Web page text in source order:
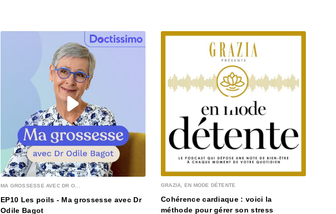
MA GROSSESSE AVEC DR O...
EP10 Les poils - Ma grossesse avec Dr
Odile Bagot
GRAZIA, EN MODE DÉTENTE
Cohérence cardiaque : voici la
méthode pour gérer son stress